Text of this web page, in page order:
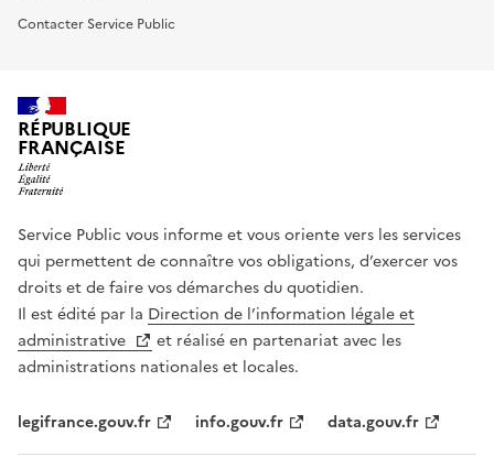
Contacter Service Public
RÉPUBLIQUE
FRANÇAISE
Service Public vous informe et vous oriente vers les services
qui permettent de connaître vos obligations, d’exercer vos
droits et de faire vos démarches du quotidien.
Il est édité par la Direction de l’information légale et
administrative
et réalisé en partenariat avec les
administrations nationales et locales.
legifrance.gouv.fr info.gouv.fr data.gouv.fr